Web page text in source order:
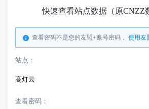
快速查看站点数据（原CNZZ
查看密码不是您的友盟+账号密码， 使用友
站点：
高灯云
查看密码：